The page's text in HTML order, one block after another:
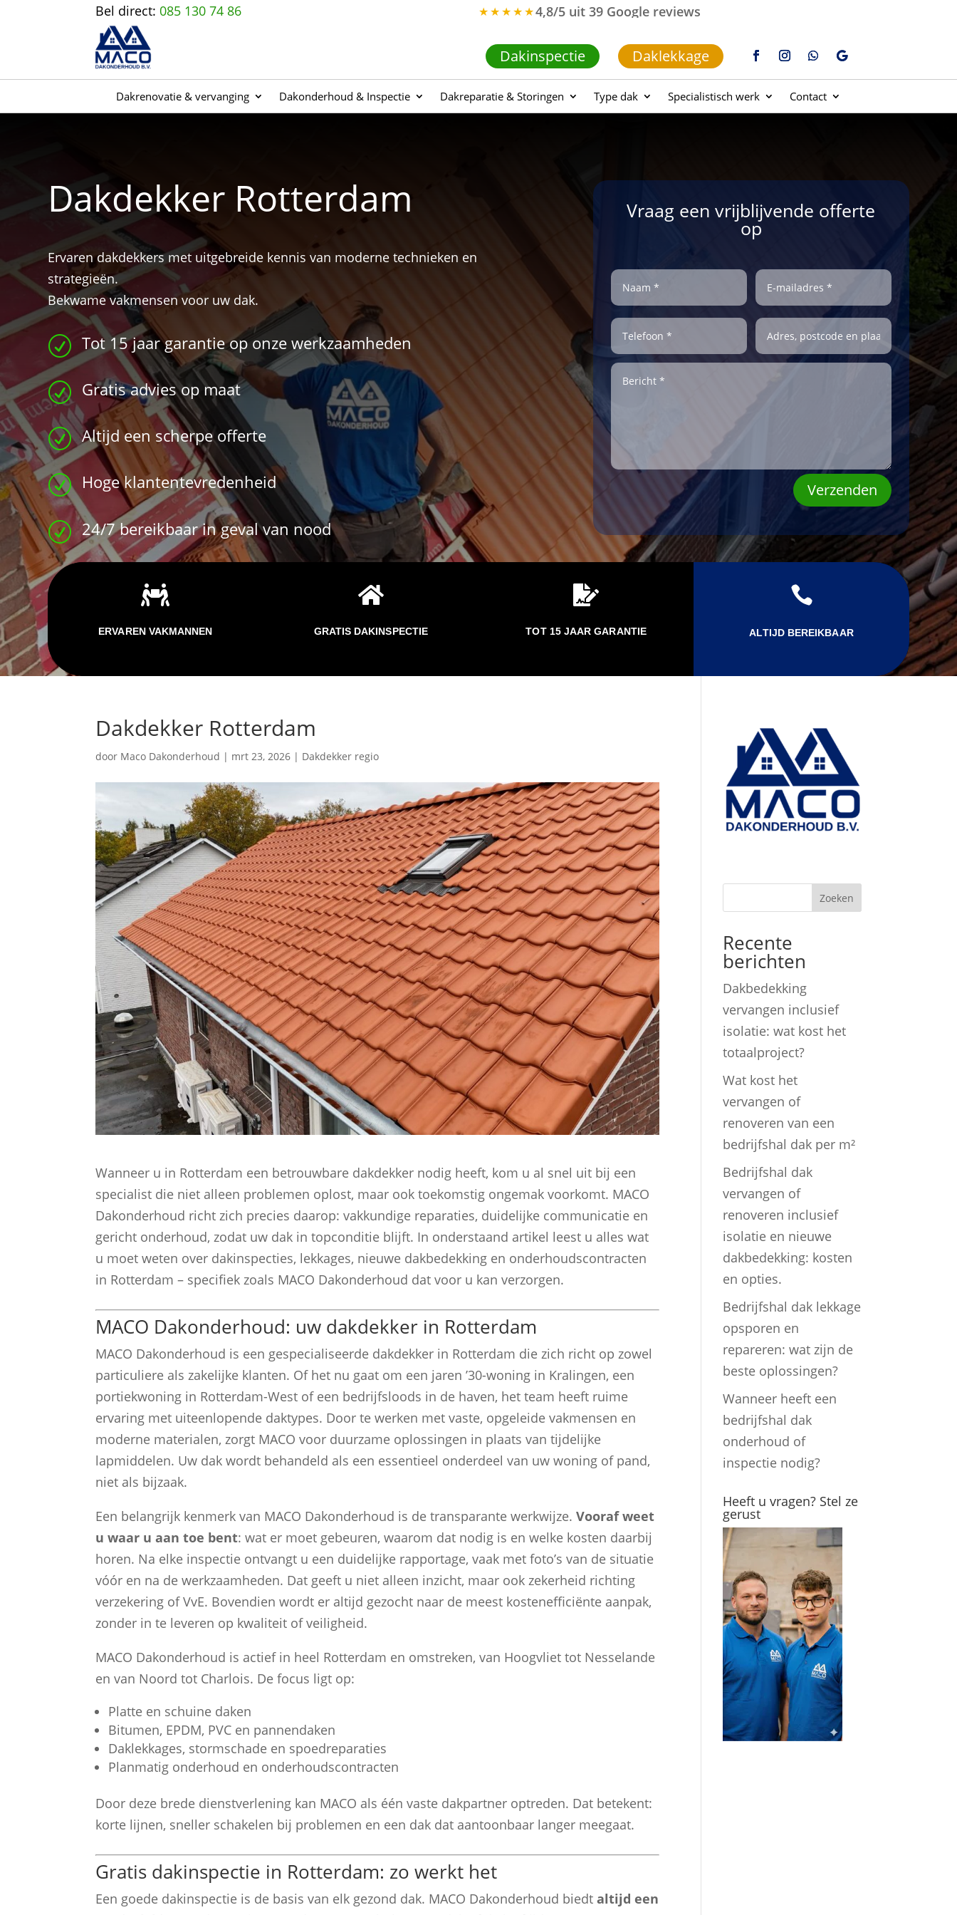
Bel direct:085 130 74 86 ★★★★★4,8/5 uit 39 Google reviews
Dakinspectie Daklekkage
Dakrenovatie & vervanging Dakonderhoud & Inspectie Dakreparatie & Storingen Type dak Specialistisch werk Contact
Dakdekker Rotterdam
Ervaren dakdekkers met uitgebreide kennis van moderne technieken en
strategieën.
Bekwame vakmensen voor uw dak.
R Tot 15 jaar garantie op onze werkzaamheden
R Gratis advies op maat
R Altijd een scherpe offerte
R Hoge klantentevredenheid
R 24/7 bereikbaar in geval van nood
Vraag een vrijblijvende offerte
op
Verzenden

ERVAREN VAKMANNEN

GRATIS DAKINSPECTIE

TOT 15 JAAR GARANTIE

ALTIJD BEREIKBAAR
Dakdekker Rotterdam
door Maco Dakonderhoud | mrt 23, 2026 | Dakdekker regio
Wanneer u in Rotterdam een betrouwbare dakdekker nodig heeft, kom u al snel uit bij een
specialist die niet alleen problemen oplost, maar ook toekomstig ongemak voorkomt. MACO
Dakonderhoud richt zich precies daarop: vakkundige reparaties, duidelijke communicatie en
gericht onderhoud, zodat uw dak in topconditie blijft. In onderstaand artikel leest u alles wat
u moet weten over dakinspecties, lekkages, nieuwe dakbedekking en onderhoudscontracten
in Rotterdam – specifiek zoals MACO Dakonderhoud dat voor u kan verzorgen.
MACO Dakonderhoud: uw dakdekker in Rotterdam
MACO Dakonderhoud is een gespecialiseerde dakdekker in Rotterdam die zich richt op zowel
particuliere als zakelijke klanten. Of het nu gaat om een jaren ’30-woning in Kralingen, een
portiekwoning in Rotterdam-West of een bedrijfsloods in de haven, het team heeft ruime
ervaring met uiteenlopende daktypes. Door te werken met vaste, opgeleide vakmensen en
moderne materialen, zorgt MACO voor duurzame oplossingen in plaats van tijdelijke
lapmiddelen. Uw dak wordt behandeld als een essentieel onderdeel van uw woning of pand,
niet als bijzaak.
Een belangrijk kenmerk van MACO Dakonderhoud is de transparante werkwijze.Vooraf weet
u waar u aan toe bent: wat er moet gebeuren, waarom dat nodig is en welke kosten daarbij
horen. Na elke inspectie ontvangt u een duidelijke rapportage, vaak met foto’s van de situatie
vóór en na de werkzaamheden. Dat geeft u niet alleen inzicht, maar ook zekerheid richting
verzekering of VvE. Bovendien wordt er altijd gezocht naar de meest kostenefficiënte aanpak,
zonder in te leveren op kwaliteit of veiligheid.
MACO Dakonderhoud is actief in heel Rotterdam en omstreken, van Hoogvliet tot Nesselande
en van Noord tot Charlois. De focus ligt op:
Platte en schuine daken
Bitumen, EPDM, PVC en pannendaken
Daklekkages, stormschade en spoedreparaties
Planmatig onderhoud en onderhoudscontracten
Door deze brede dienstverlening kan MACO als één vaste dakpartner optreden. Dat betekent:
korte lijnen, sneller schakelen bij problemen en een dak dat aantoonbaar langer meegaat.
Gratis dakinspectie in Rotterdam: zo werkt het
Een goede dakinspectie is de basis van elk gezond dak. MACO Dakonderhoud biedtaltijd een
Zoeken
Recente
berichten
Dakbedekking
vervangen inclusief
isolatie: wat kost het
totaalproject?
Wat kost het
vervangen of
renoveren van een
bedrijfshal dak per m²
Bedrijfshal dak
vervangen of
renoveren inclusief
isolatie en nieuwe
dakbedekking: kosten
en opties.
Bedrijfshal dak lekkage
opsporen en
repareren: wat zijn de
beste oplossingen?
Wanneer heeft een
bedrijfshal dak
onderhoud of
inspectie nodig?
Heeft u vragen? Stel ze
gerust